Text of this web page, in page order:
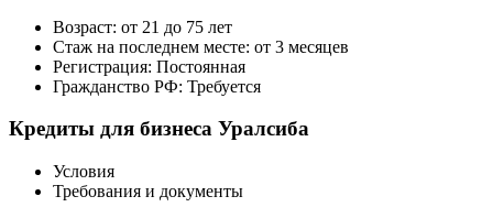
Возраст: от 21 до 75 лет
Стаж на последнем месте: от 3 месяцев
Регистрация: Постоянная
Гражданство РФ: Требуется
Кредиты для бизнеса Уралсиба
Условия
Требования и документы